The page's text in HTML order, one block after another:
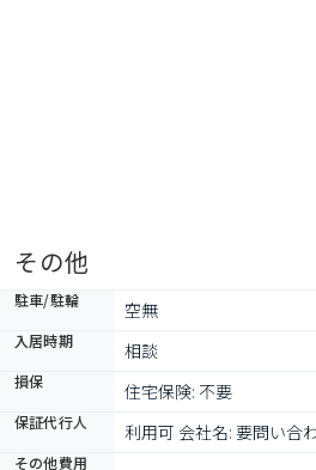
その他
駐車/駐輪 空無
入居時期 相談
損保 住宅保険: 不要
保証代行人 利用可 会社名: 要問い合
その他費用